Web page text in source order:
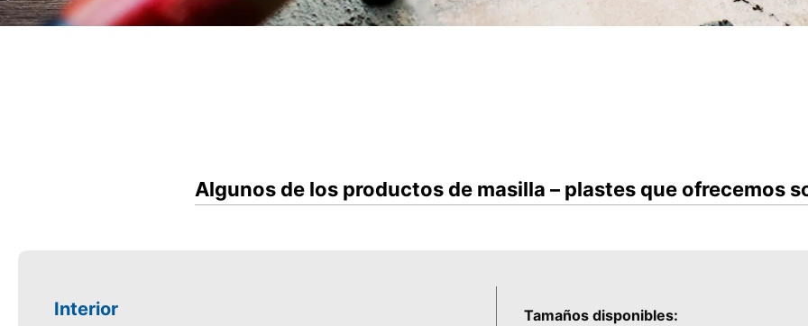
Algunos de los productos de masilla – plastes que ofrecemos
Interior Tamaños disponibles: